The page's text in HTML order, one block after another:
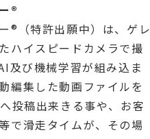
®
®（特許出願中）は、ゲ
ハイスピードカメラで撮
及び機械学習が組み込ま
編集した動画ファイルを
投稿出来きる事や、お客
で滑走タイムが、その場